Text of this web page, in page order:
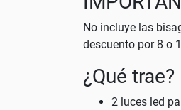
No incluye las
descuento por 8 o
¿Qué trae?
2 luces led